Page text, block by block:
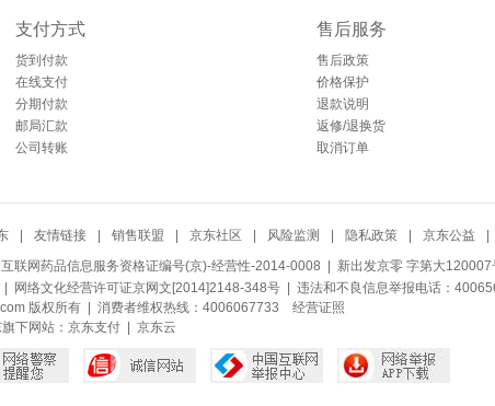
支付方式
货到付款
在线支付
分期付款
邮局汇款
公司转账
售后服务
售后政策
价格保护
退款说明
返修/退换货
取消订单
友情链接 销售联盟 京东社区 风险监测 隐私政策 京东公益
互联网药品信息服务资格证编号(京)-经营性-2014-0008 | 新出发京零 字第大120007
网络文化经营许可证京网文[2014]2148-348号| 违法和不良信息举报电话：
版权所有 | 消费者维权热线：4006067733 经营证照
下网站： 京东支付| 京东云